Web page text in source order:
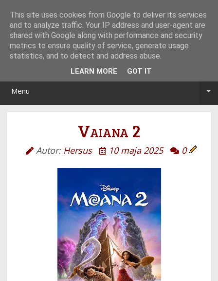
Menu
Vaiana 2
Autor: Hersus 10 maja 2025 0
This site uses cookies from Google to deliver its services
and to analyze traffic. Your IP address and user-agent are
shared with Google along with performance and security
metrics to ensure quality of service, generate usage
statistics, and to detect and address abuse.
LEARN MORE GOT IT